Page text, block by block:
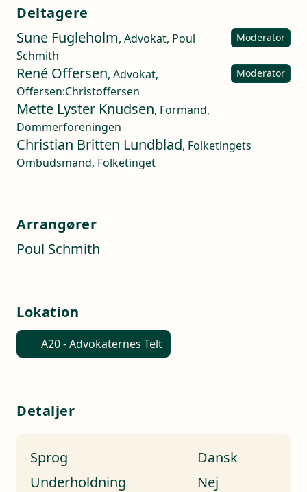
Deltagere
Sune Fugleholm, Advokat, Poul
Schmith
Moderator
René Offersen, Advokat,
Offersen:Christoffersen
Moderator
Mette Lyster Knudsen, Formand,
Dommerforeningen
Christian Britten Lundblad, Folketingets
Ombudsmand, Folketinget
Arrangører
Poul Schmith
Lokation
A20 - Advokaternes Telt
Detaljer
Sprog
Dansk
Underholdning
Nej